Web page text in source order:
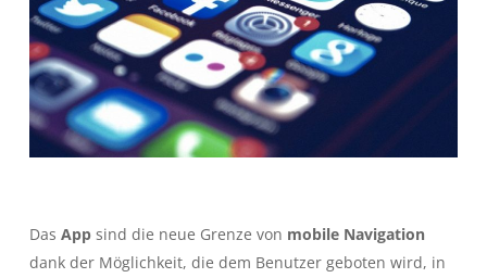
Das Appsind die neue Grenze von mobile Navigation
dank der Möglichkeit, die dem Benutzer geboten wird, in